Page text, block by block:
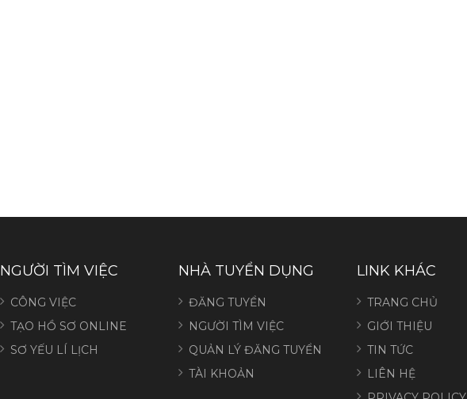
NGƯỜI TÌM VIỆC
CÔNG VIỆC
TẠO HỒ SƠ ONLINE
SƠ YẾU LÍ LỊCH
NHÀ TUYỂN DỤNG
ĐĂNG TUYỂN
NGƯỜI TÌM VIỆC
QUẢN LÝ ĐĂNG TUYỂN
TÀI KHOẢN
LINK KHÁC
TRANG CHỦ
GIỚI THIỆU
TIN TỨC
LIÊN HỆ